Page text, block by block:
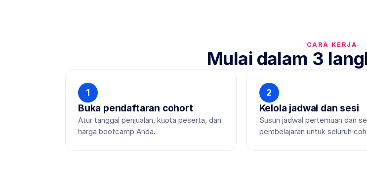
CARA KERJA
Mulai dalam 3
1
Buka pendaftaran cohort
Atur tanggal penjualan, kuota peserta, dan
harga bootcamp Anda.
2
Kelola jadwal dan sesi
Susun jadwal pertemuan dan
pembelajaran untuk seluruh